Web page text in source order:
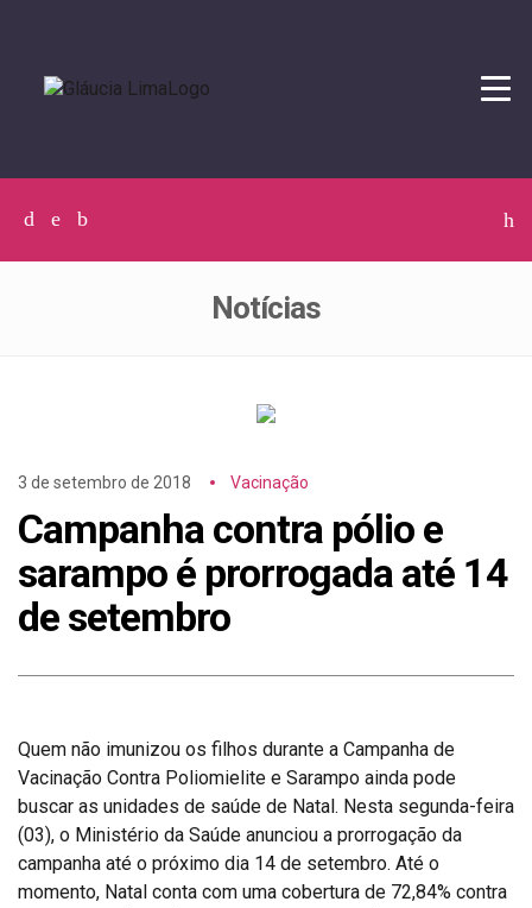
Facebook
TwitterInstagram
Notícias
3 de setembro de 2018 Vacinação
Campanha contra pólio e
sarampo é prorrogada até 14
de setembro
Quem não imunizou os filhos durante a Campanha de
Vacinação Contra Poliomielite e Sarampo ainda pode
buscar as unidades de saúde de Natal. Nesta segunda-feira
(03), o Ministério da Saúde anunciou a prorrogação da
campanha até o próximo dia 14 de setembro. Até o
momento, Natal conta com uma cobertura de 72,84% contra